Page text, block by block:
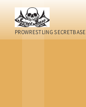
PROWRESTLING SECRETBASE